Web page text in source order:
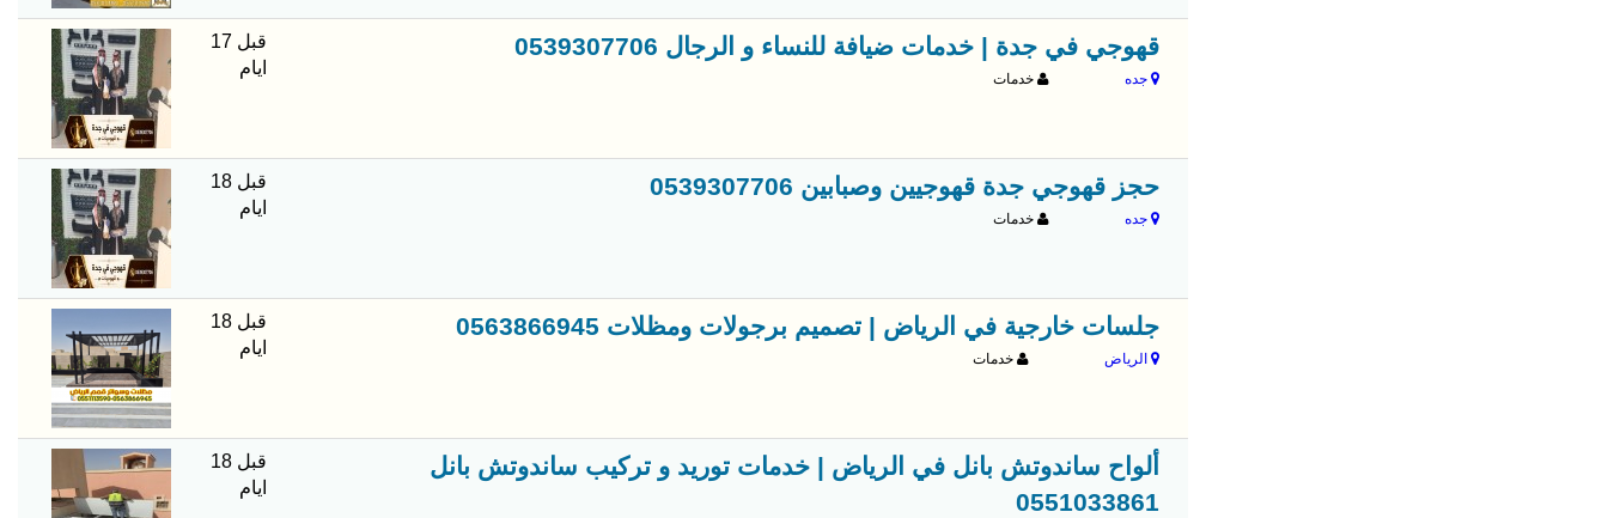
قهوجي في جدة | خدمات ضيافة للنساء و الرجال 0539307706
جده خدمات
قبل 17
ايام
حجز قهوجي جدة قهوجيين وصبابين 0539307706
جده خدمات
قبل 18
ايام
جلسات خارجية في الرياض | تصميم برجولات ومظلات 0563866945
الرياض خدمات
قبل 18
ايام
ألواح ساندوتش بانل في الرياض | خدمات توريد و تركيب ساندوتش بانل
0551033861
قبل 18
ايام